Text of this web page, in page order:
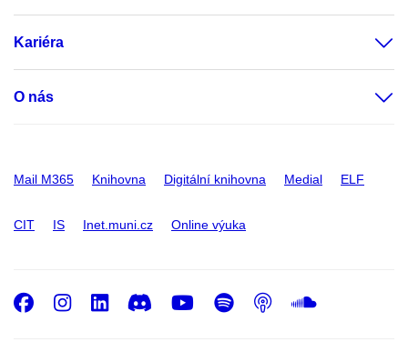
Kariéra
O nás
Mail M365 Knihovna Digitální knihovna Medial ELF
CIT IS Inet.muni.cz Online výuka
Facebook
Instagram
LinkedIn
DiscordYoutube
Spotify
Podcast